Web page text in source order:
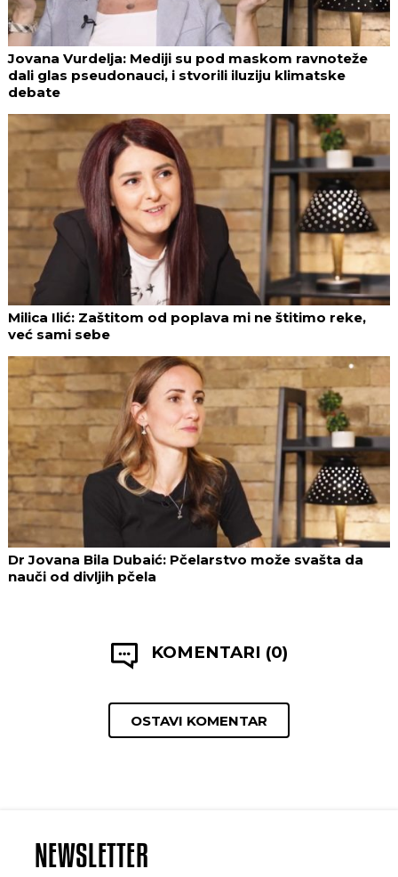
Jovana Vurdelja: Mediji su pod maskom ravnoteže
dali glas pseudonauci, i stvorili iluziju klimatske
debate
Milica Ilić: Zaštitom od poplava mi ne štitimo reke,
već sami sebe
Dr Jovana Bila Dubaić: Pčelarstvo može svašta da
nauči od divljih pčela
KOMENTARI (0)
OSTAVI KOMENTAR
NEWSLETTER